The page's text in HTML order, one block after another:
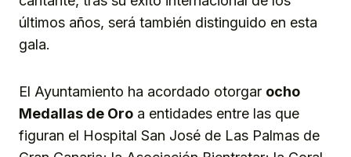
últimos años, será también distinguido en esta
gala.
El Ayuntamiento ha acordado otorgar ocho
Medallas de Oro a entidades entre las que
figuran el Hospital San José de Las Palmas de